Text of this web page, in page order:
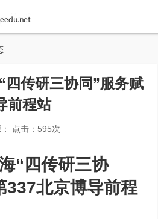
四传研三协同”服务赋
前程站
点击： 595次
“四传研三协
337北京博导前程